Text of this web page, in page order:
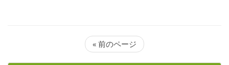
« 前のページ